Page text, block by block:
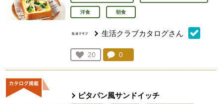
洋食 朝食
生活クラブカタログさん
お気に入り登録：
20
人が登録
コメント：
0
ピタパン風サンドイッチ